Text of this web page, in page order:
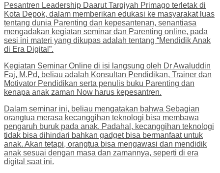
Pesantren Leadership Daarut Tarqiyah Primago terletak di
Kota Depok, dalam memberikan edukasi ke masyarakat luas
tentang dunia Parenting dan kepesantenan, senantiasa
mengadakan kegiatan seminar dan Parenting online, pada
sesi ini materi yang dikupas adalah tentang “Mendidik Anak
di Era Digital”.
Kegiatan Seminar Online di isi langsung oleh Dr Awaluddin
Faj, M.Pd, beliau adalah Konsultan Pendidikan, Trainer dan
Motivator Pendidikan serta penulis buku Parenting dan
kenapa anak zaman Now harus kepesantren.
Dalam seminar ini, beliau mengatakan bahwa Sebagian
orangtua merasa kecanggihan teknologi bisa membawa
pengaruh buruk pada anak. Padahal, kecanggihan teknologi
tidak bisa dihindari bahkan gadget bisa bermanfaat untuk
anak. Akan tetapi, orangtua bisa mengawasi dan mendidik
anak sesuai dengan masa dan zamannya, seperti di era
digital saat ini.